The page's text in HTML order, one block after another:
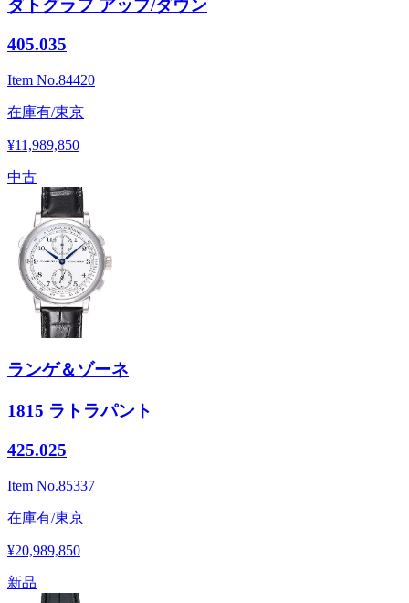
ダトグラフ アップ/ダウン
405.035
Item No.84420
在庫有/東京
¥11,989,850
中古
ランゲ＆ゾーネ
1815 ラトラパント
425.025
Item No.85337
在庫有/東京
¥20,989,850
新品